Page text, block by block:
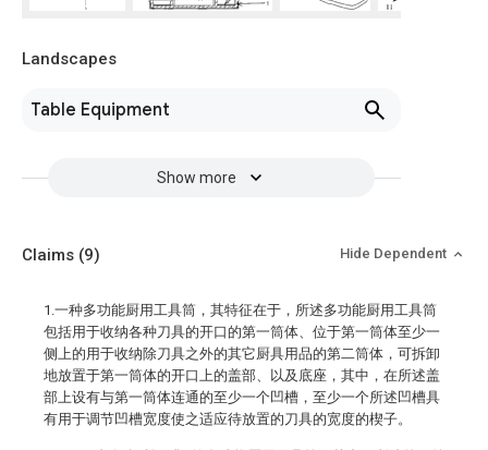
Landscapes
Table Equipment
Show more
Claims (9) Hide Dependent
1.一种多功能厨用工具筒，其特征在于，所述多功能厨用工具筒
包括用于收纳各种刀具的开口的第一筒体、位于第一筒体至少一
侧上的用于收纳除刀具之外的其它厨具用品的第二筒体，可拆卸
地放置于第一筒体的开口上的盖部、以及底座，其中，在所述盖
部上设有与第一筒体连通的至少一个凹槽，至少一个所述凹槽具
有用于调节凹槽宽度使之适应待放置的刀具的宽度的楔子。